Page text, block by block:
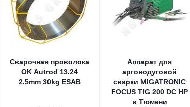
Сварочная проволока
OK Autrod 13.24
2.5mm 30kg ESAB
Аппарат для
аргонодуговой
сварки MIGATRONIC
FOCUS TIG 200 DC HP
в Тюмени